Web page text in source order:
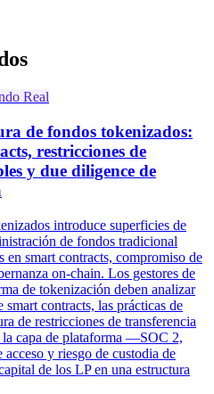
Real
de fondos tokenizados:
restricciones de
y due diligence de
introduce superficies de
de fondos tradicional
smart contracts, compromiso de
on-chain. Los gestores de
de tokenización deben analizar
contracts, las prácticas de
de restricciones de transferencia
capa de plataforma —SOC 2,
y riesgo de custodia de
de los LP en una estructura